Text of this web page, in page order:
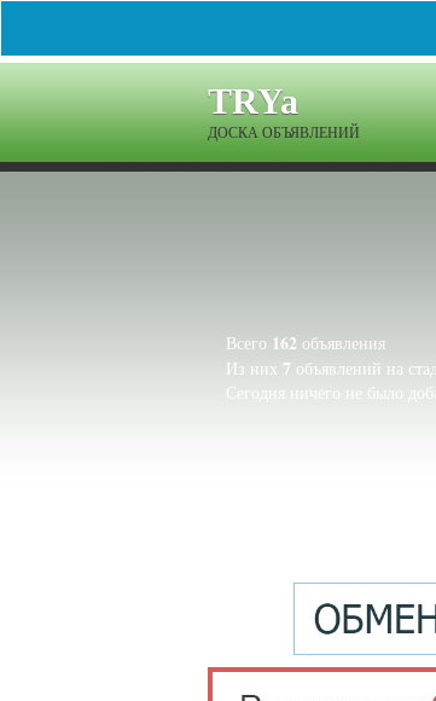
TRYa
ДОСКА ОБЪЯВЛЕНИЙ
Всего 162 объявления
Из них 7 объявлений на
Сегодня ничего не было